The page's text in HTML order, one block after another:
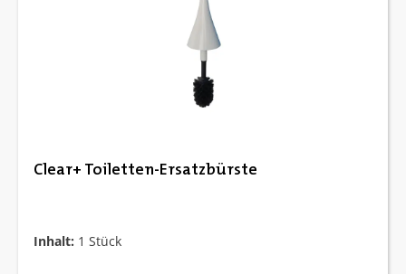
Clear+ Toiletten-Ersatzbürste
Inhalt: 1 Stück